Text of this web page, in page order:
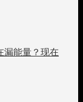
漏能量？现在